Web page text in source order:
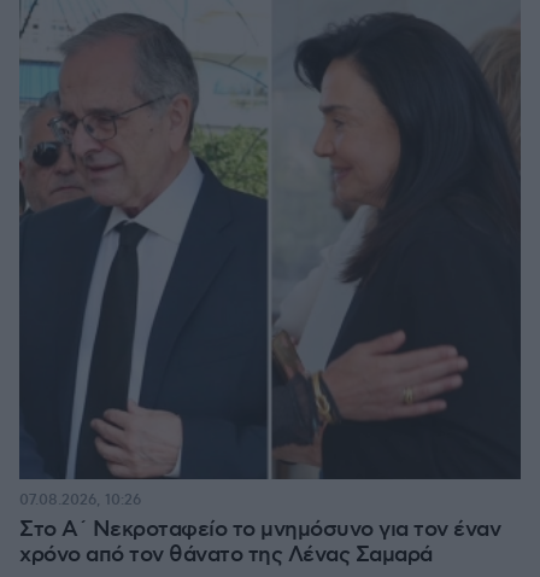
Στο Α΄ Νεκροταφείο το μνημόσυνο για τον έναν
χρόνο από τον θάνατο της Λένας Σαμαρά
07.08.2026, 10:26